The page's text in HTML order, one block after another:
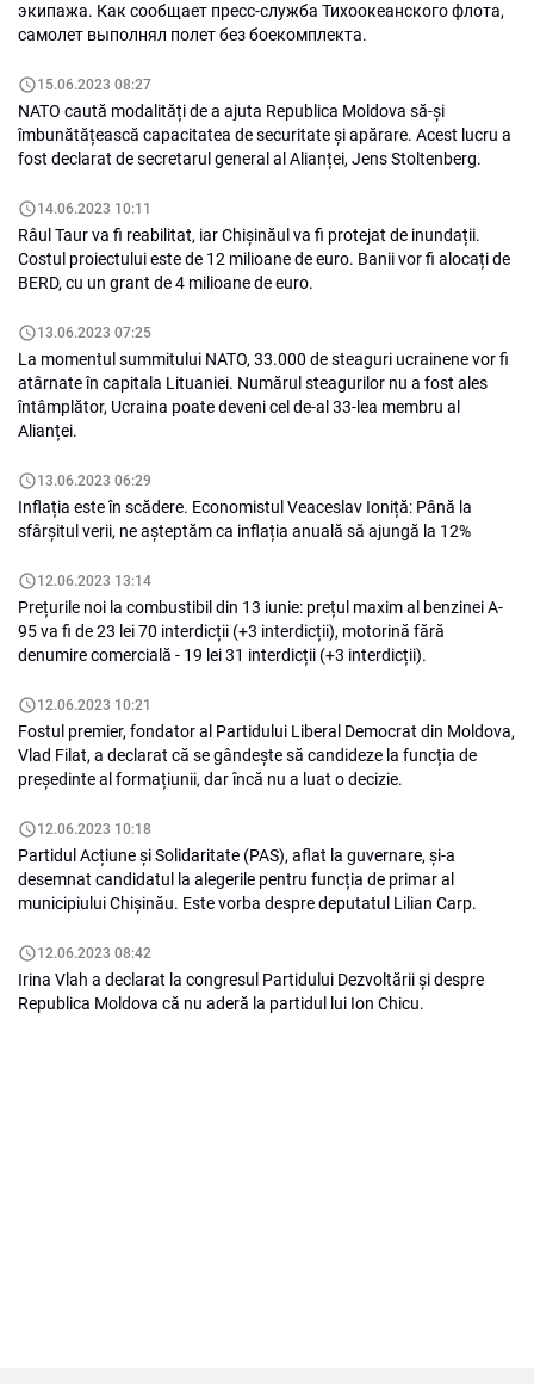
экипажа. Как сообщает пресс-служба Тихоокеанского флота,
самолет выполнял полет без боекомплекта.
15.06.2023 08:27
NATO caută modalități de a ajuta Republica Moldova să-și
îmbunătățească capacitatea de securitate și apărare. Acest lucru a
fost declarat de secretarul general al Alianței, Jens Stoltenberg.
14.06.2023 10:11
Râul Taur va fi reabilitat, iar Chișinăul va fi protejat de inundații.
Costul proiectului este de 12 milioane de euro. Banii vor fi alocați de
BERD, cu un grant de 4 milioane de euro.
13.06.2023 07:25
La momentul summitului NATO, 33.000 de steaguri ucrainene vor fi
atârnate în capitala Lituaniei. Numărul steagurilor nu a fost ales
întâmplător, Ucraina poate deveni cel de-al 33-lea membru al
Alianței.
13.06.2023 06:29
Inflația este în scădere. Economistul Veaceslav Ioniță: Până la
sfârșitul verii, ne așteptăm ca inflația anuală să ajungă la 12%
12.06.2023 13:14
Prețurile noi la combustibil din 13 iunie: prețul maxim al benzinei A-
95 va fi de 23 lei 70 interdicții (+3 interdicții), motorină fără
denumire comercială - 19 lei 31 interdicții (+3 interdicții).
12.06.2023 10:21
Fostul premier, fondator al Partidului Liberal Democrat din Moldova,
Vlad Filat, a declarat că se gândește să candideze la funcția de
președinte al formațiunii, dar încă nu a luat o decizie.
12.06.2023 10:18
Partidul Acțiune și Solidaritate (PAS), aflat la guvernare, și-a
desemnat candidatul la alegerile pentru funcția de primar al
municipiului Chișinău. Este vorba despre deputatul Lilian Carp.
12.06.2023 08:42
Irina Vlah a declarat la congresul Partidului Dezvoltării și despre
Republica Moldova că nu aderă la partidul lui Ion Chicu.